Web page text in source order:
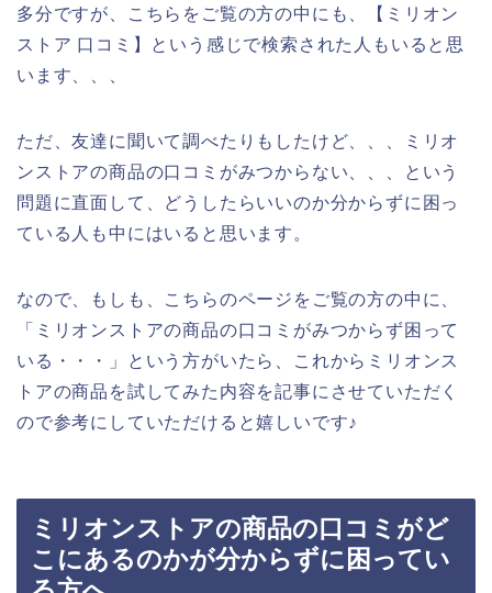
多分ですが、こちらをご覧の方の中にも、【ミリオン
ストア 口コミ】という感じで検索された人もいると思
います、、、
ただ、友達に聞いて調べたりもしたけど、、、ミリオ
ンストアの商品の口コミがみつからない、、、という
問題に直面して、どうしたらいいのか分からずに困っ
ている人も中にはいると思います。
なので、もしも、こちらのページをご覧の方の中に、
「ミリオンストアの商品の口コミがみつからず困って
いる・・・」という方がいたら、これからミリオンス
トアの商品を試してみた内容を記事にさせていただく
ので参考にしていただけると嬉しいです♪
ミリオンストアの商品の口コミがど
こにあるのかが分からずに困ってい